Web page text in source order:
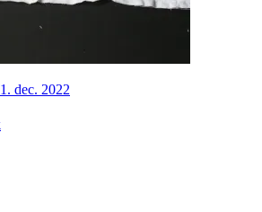
dec. 2022